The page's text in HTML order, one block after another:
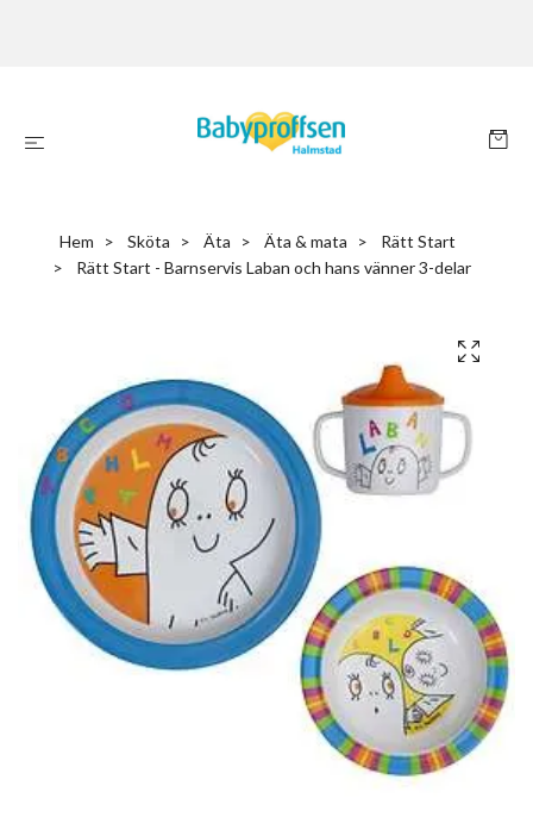
Hem Sköta Äta Äta & mata
Rätt Start
Rätt Start - Barnservis Laban och hans vänner 3-delar